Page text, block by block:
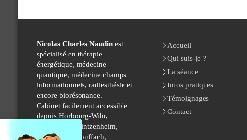
Nicolas Charles Naudinest
spécialisé en thérapie
énergétique, médecine
quantique, médecine champs
informationnels, radiesthésie et
encore biorésonance.
Cabinet facilement accessible
depuis Horbourg-Wihr,
Ingersheim, Wintzenheim,
Ribeauville, Rouffach,
Accueil
Qui suis-je ?
La séance
Infos pratiques
Témoignages
Contact